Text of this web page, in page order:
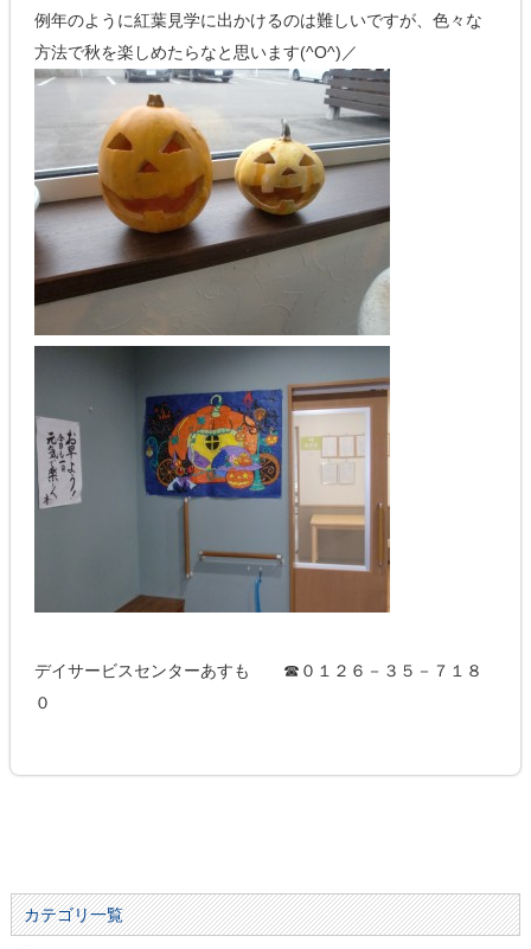
例年のように紅葉見学に出かけるのは難しいですが、色々な
方法で秋を楽しめたらなと思います(^O^)／
デイサービスセンターあすも ☎０１２６－３５－７１８
０
カテゴリ一覧